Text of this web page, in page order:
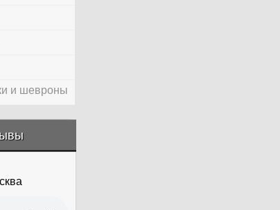
и шевроны